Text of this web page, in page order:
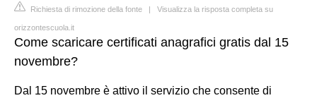
Richiesta di rimozione della fonte | Visualizza la risposta completa su
orizzontescuola.it
Come scaricare certificati anagrafici gratis dal 15
novembre?
Dal 15 novembre è attivo il servizio che consente di